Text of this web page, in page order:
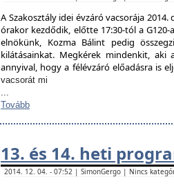
A Szakosztály idei évzáró vacsorája
órakor kezdődik, előtte 17:30-tól a
elnökünk, Kozma Bálint pedig
kilátásainkat. Megkérek mindenkit,
annyival, hogy a félévzáró előadásra is
vacsorát mi
...
Tovább
13. és 14. heti
2014. 12. 04. - 07:52 | SimonGergo | Nincs